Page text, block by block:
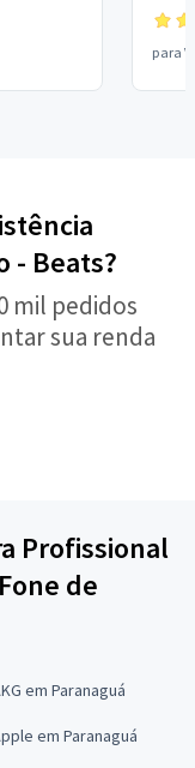
para
- Beats?
mil pedidos
sua renda
Profissional
de
em Paranaguá
em Paranaguá